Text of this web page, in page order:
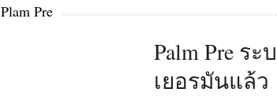
Pre
Palm Pre ร
เยอรมันแล้ว